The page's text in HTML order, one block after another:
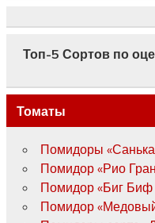
Топ-5 Сортов по
Томаты
Помидоры
Помидор «Рио
Помидор «Биг Биф
Помидор